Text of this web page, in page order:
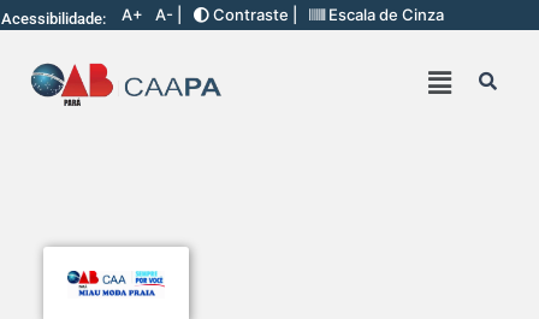
Acessibilidade: A+ A- | Contraste | Escala de Cinza